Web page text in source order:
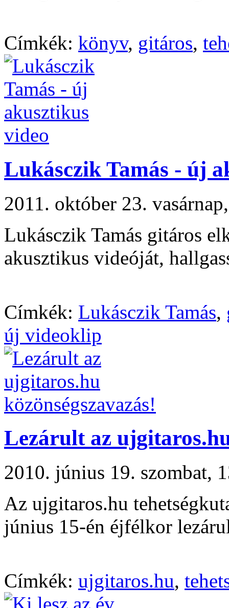
Címkék: könyv, gitáros,
Lukásczik Tamás - új
2011. október 23.
Lukásczik Tamás gitáros
akusztikus videóját,
Címkék: Lukásczik Tamás,
új videoklip
Lezárult az
2010. június 19.
Az ujgitaros.hu
június 15-én éjfélkor
Címkék: ujgitaros.hu,